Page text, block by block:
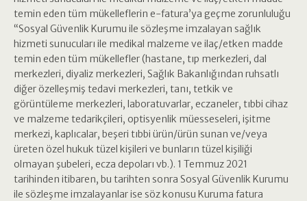
temin eden tüm mükelleflerin e-fatura’ya geçme zorunluluğu
“Sosyal Güvenlik Kurumu ile sözleşme imzalayan sağlık
hizmeti sunucuları ile medikal malzeme ve ilaç/etken madde
temin eden tüm mükellefler (hastane, tıp merkezleri, dal
merkezleri, diyaliz merkezleri, Sağlık Bakanlığından ruhsatlı
diğer özelleşmiş tedavi merkezleri, tanı, tetkik ve
görüntüleme merkezleri, laboratuvarlar, eczaneler, tıbbi cihaz
ve malzeme tedarikçileri, optisyenlik müesseseleri, işitme
merkezi, kaplıcalar, beşeri tıbbi ürün/ürün sunan ve/veya
üreten özel hukuk tüzel kişileri ve bunların tüzel kişiliği
olmayan şubeleri, ecza depoları vb.). 1 Temmuz 2021
tarihinden itibaren, bu tarihten sonra Sosyal Güvenlik Kurumu
ile sözleşme imzalayanlar ise söz konusu Kuruma fatura